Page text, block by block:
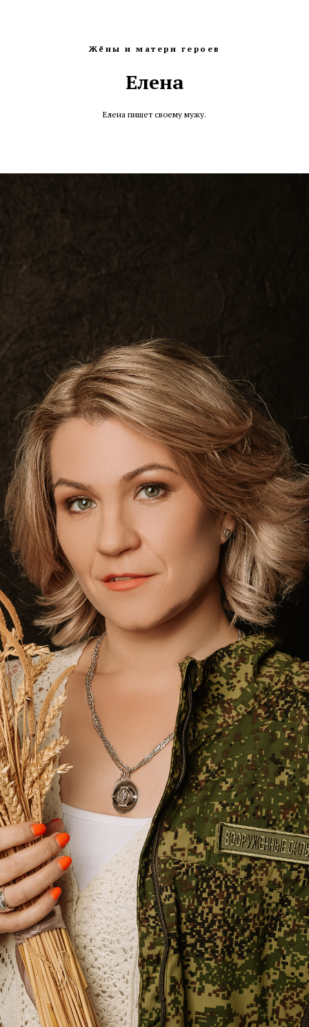
Жёны и матери героев
Елена
Елена пишет своему мужу.